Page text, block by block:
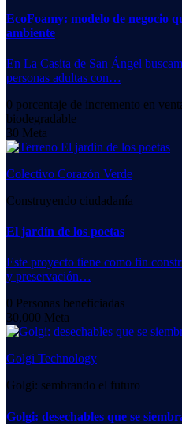
EcoFoamy: modelo de negocio
ambiente
En La Casita de San Ángel
personas adultas con…
0 porcentaje de incremento en
biodegradable
30 Meta
Colectivo Corazón Verde
Construyendo ciudadanía
El jardín de los poetas
Este proyecto tiene como fin
y preservación…
0 Personas beneficiadas
30,000 Meta
Golgi Technology
Golgi: sembrando el futuro
Golgi: desechables que se